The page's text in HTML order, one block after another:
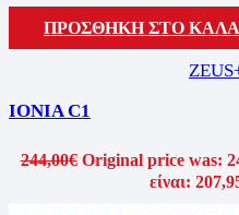
ΠΡΟΣΘΗΚΗ ΣΤΟ
IONIA C1
244,00€ Original price was:
είναι: